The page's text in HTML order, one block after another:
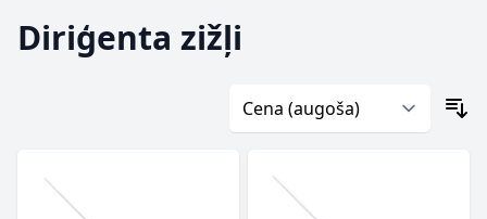
Diriģenta zižļi